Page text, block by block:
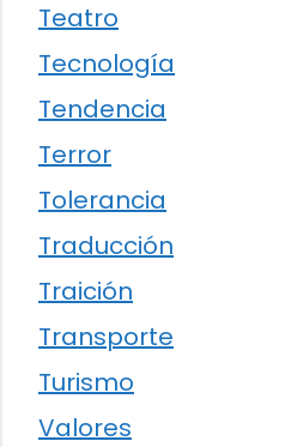
Teatro
Tecnología
Tendencia
Terror
Tolerancia
Traducción
Traición
Transporte
Turismo
Valores